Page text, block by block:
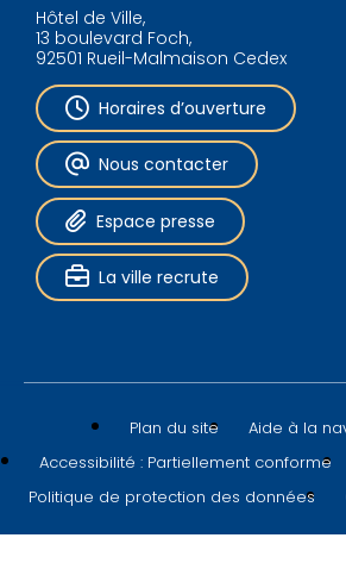
Hôtel de Ville,
13 boulevard Foch,
92501 Rueil-Malmaison Cedex
Horaires d’ouverture
Nous contacter
Espace presse
La ville recrute
Plan du site
Aide à la
Accessibilité : Partiellement conforme
Politique de protection des données